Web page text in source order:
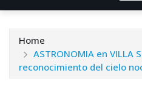
Home
ASTRONOMIA en VILLA
reconocimiento del cielo